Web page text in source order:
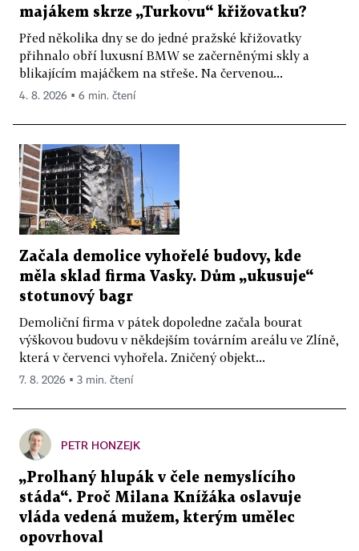
majákem skrze „Turkovu“ křižovatku?
Před několika dny se do jedné pražské křižovatky
přihnalo obří luxusní BMW se začerněnými skly a
blikajícím majáčkem na střeše. Na červenou...
4. 8. 2026 ▪ 6 min. čtení
Začala demolice vyhořelé budovy, kde
měla sklad firma Vasky. Dům „ukusuje“
stotunový bagr
Demoliční firma v pátek dopoledne začala bourat
výškovou budovu v někdejším továrním areálu ve Zlíně,
která v červenci vyhořela. Zničený objekt...
7. 8. 2026 ▪ 3 min. čtení
PETR HONZEJK
„Prolhaný hlupák v čele nemyslícího
stáda“. Proč Milana Knížáka oslavuje
vláda vedená mužem, kterým umělec
opovrhoval